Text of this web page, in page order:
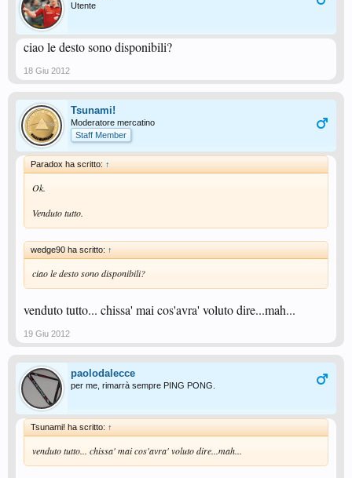
Utente
ciao le desto sono disponibili?
18 Giu 2012
Tsunami!
Moderatore mercatino
Staff Member
Paradox ha scritto: ↑
Ok.
Venduto tutto.
wedge90 ha scritto: ↑
ciao le desto sono disponibili?
venduto tutto... chissa' mai cos'avra' voluto dire...mah...
19 Giu 2012
paolodalecce
per me, rimarrà sempre PING PONG.
Tsunami! ha scritto: ↑
venduto tutto... chissa' mai cos'avra' voluto dire...mah...